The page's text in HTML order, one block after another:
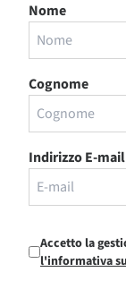
Nome
Cognome
Indirizzo E-mail
Accetto la
l'informativa